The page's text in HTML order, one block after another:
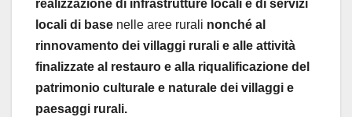
realizzazione di infrastrutture locali e di servizi
locali di base nelle aree rurali nonché al
rinnovamento dei villaggi rurali e alle attività
finalizzate al restauro e alla riqualificazione del
patrimonio culturale e naturale dei villaggi e
paesaggi rurali.